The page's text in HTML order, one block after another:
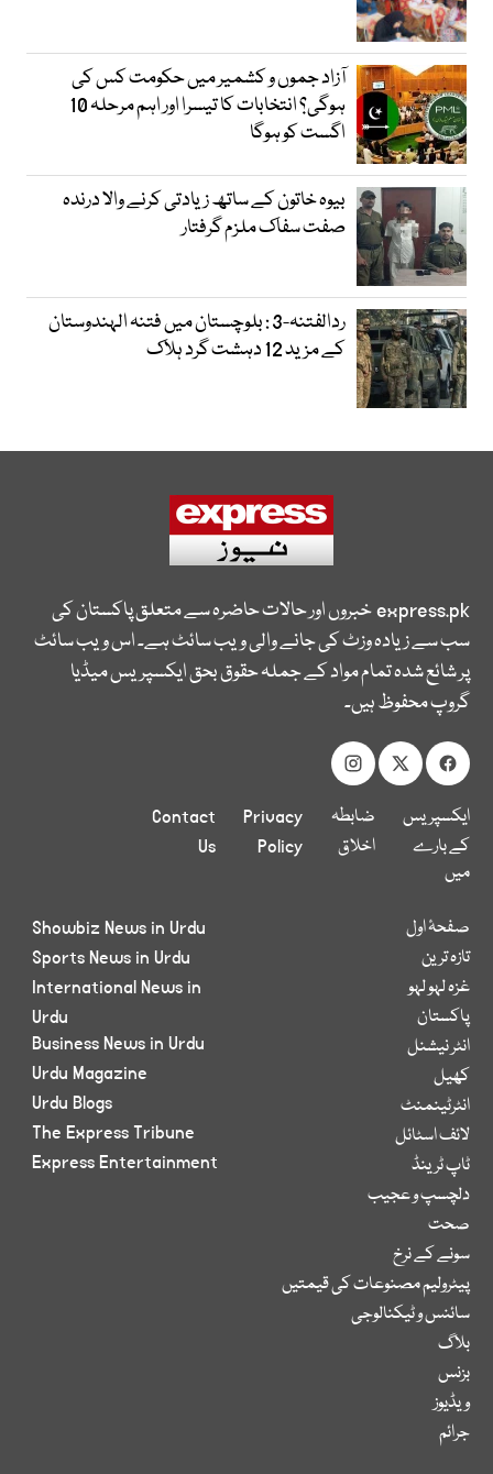
آزاد جموں و کشمیر میں حکومت کس کی
ہوگی؟ انتخابات کا تیسرا اور اہم مرحلہ 10
اگست کو ہوگا
بیوہ خاتون کے ساتھ زیادتی کرنے والا درندہ
صفت سفاک ملزم گرفتار
ردالفتنہ-3 : بلوچستان میں فتنہ الہندوستان
کے مزید 12 دہشت گرد ہلاک
express.pkخبروں اور حالات حاضرہ سے متعلق پاکستان کی
سب سے زیادہ وزٹ کی جانے والی ویب سائٹ ہے۔ اس ویب سائٹ
پر شائع شدہ تمام مواد کے جملہ حقوق بحق ایکسپریس میڈیا
گروپ محفوظ ہیں۔
ایکسپریس
کے بارے
میں
ضابطہ
اخلاق
Privacy
Policy
Contact
Us
صفحۂ اول
تازہ ترین
غزہ لہو لہو
پاکستان
انٹر نیشنل
کھیل
انٹرٹینمنٹ
لائف اسٹائل
ٹاپ ٹرینڈ
دلچسپ و عجیب
صحت
سونے کے نرخ
پیٹرولیم مصنوعات کی قیمتیں
سائنس و ٹیکنالوجی
بلاگ
بزنس
ویڈیوز
جرائم
Showbiz News in Urdu
Sports News in Urdu
International News in
Urdu
Business News in Urdu
Urdu Magazine
Urdu Blogs
The Express Tribune
Express Entertainment